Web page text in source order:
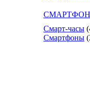
Смарт-часы
Смартфоны